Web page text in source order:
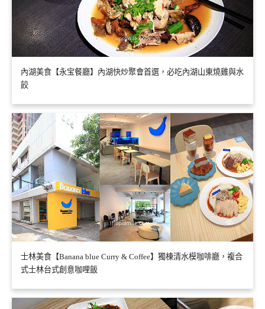
內湖美食【永宝餐廳】內湖快炒聚會首選，必吃內湖山東燒雞與水
餃
士林美食【Banana blue Curry & Coffee】獨棟清水模咖啡廳，複合
式士林台式創意咖哩飯